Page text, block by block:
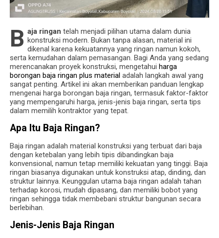
B aja ringan telah menjadi pilihan utama dalam dunia
konstruksi modern. Bukan tanpa alasan, material ini
dikenal karena kekuatannya yang ringan namun kokoh,
serta kemudahan dalam pemasangan. Bagi Anda yang sedang
merencanakan proyek konstruksi, mengetahui harga
borongan baja ringan plus material adalah langkah awal yang
sangat penting. Artikel ini akan memberikan panduan lengkap
mengenai harga borongan baja ringan, termasuk faktor-faktor
yang mempengaruhi harga, jenis-jenis baja ringan, serta tips
dalam memilih kontraktor yang tepat.
Apa Itu Baja Ringan?
Baja ringan adalah material konstruksi yang terbuat dari baja
dengan ketebalan yang lebih tipis dibandingkan baja
konvensional, namun tetap memiliki kekuatan yang tinggi. Baja
ringan biasanya digunakan untuk konstruksi atap, dinding, dan
struktur lainnya. Keunggulan utama baja ringan adalah tahan
terhadap korosi, mudah dipasang, dan memiliki bobot yang
ringan sehingga tidak membebani struktur bangunan secara
berlebihan.
Jenis-Jenis Baja Ringan